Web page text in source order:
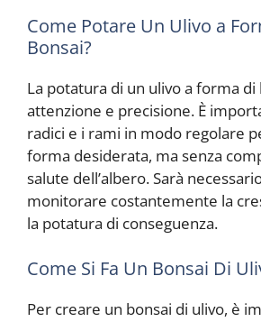
Come Potare Un Ulivo a
Bonsai?
La potatura di un ulivo a forma
attenzione e precisione. È
radici e i rami in modo regolare
forma desiderata, ma senza
salute dell’albero. Sarà
monitorare costantemente la
la potatura di conseguenza.
Come Si Fa Un Bonsai Di
Per creare un bonsai di ulivo, è